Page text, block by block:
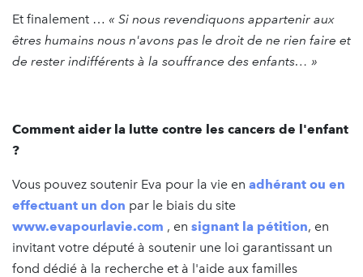
Et finalement … « Si nous revendiquons appartenir aux
êtres humains nous n'avons pas le droit de ne rien faire et
de rester indifférents à la souffrance des enfants… »
Comment aider la lutte contre les cancers de l'enfant
?
Vous pouvez soutenir Eva pour la vie en adhérant ou en
effectuant un don par le biais du site
www.evapourlavie.com , en signant la pétition, en
invitant votre député à soutenir une loi garantissant un
fond dédié à la recherche et à l'aide aux familles